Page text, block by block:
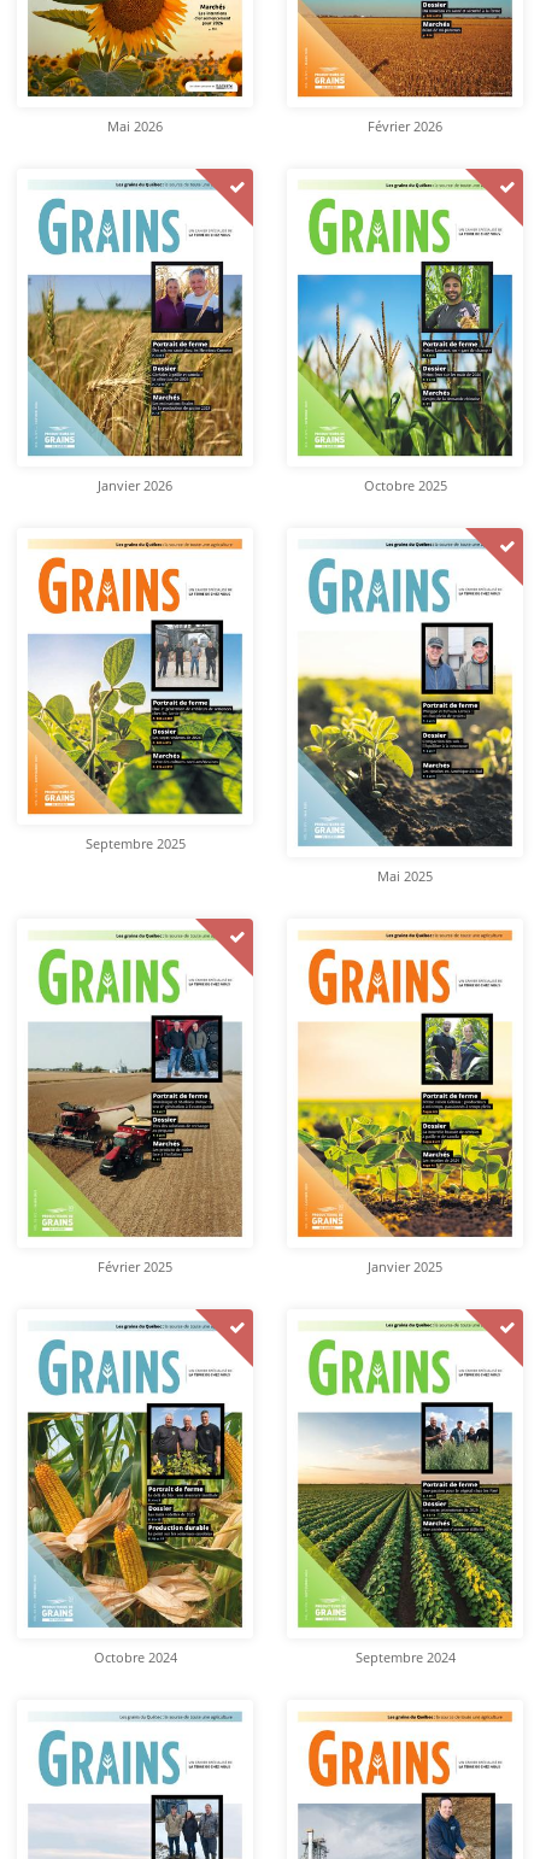
Mai 2026 Février 2026
Janvier 2026 Octobre 2025
Septembre 2025
Mai 2025
Février 2025 Janvier 2025
Octobre 2024 Septembre 2024